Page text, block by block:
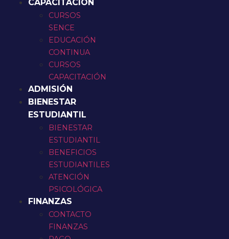
CAPACITACIÓN
CURSOS
SENCE
EDUCACIÓN
CONTINUA
CURSOS
CAPACITACIÓN
ADMISIÓN
BIENESTAR
ESTUDIANTIL
BIENESTAR
ESTUDIANTIL
BENEFICIOS
ESTUDIANTILES
ATENCIÓN
PSICOLÓGICA
FINANZAS
CONTACTO
FINANZAS